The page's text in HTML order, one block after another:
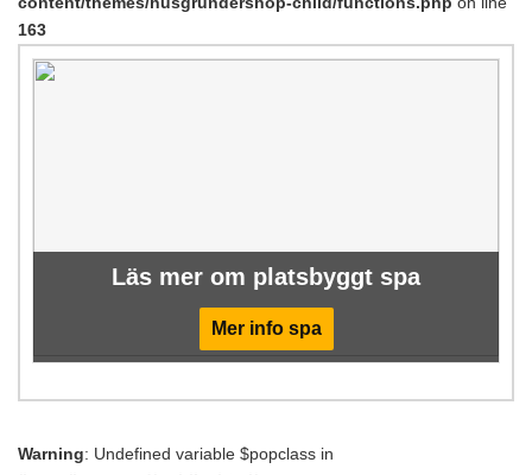
163
Läs mer om platsbyggt spa
Mer info spa
Warning: Undefined variable $popclass in